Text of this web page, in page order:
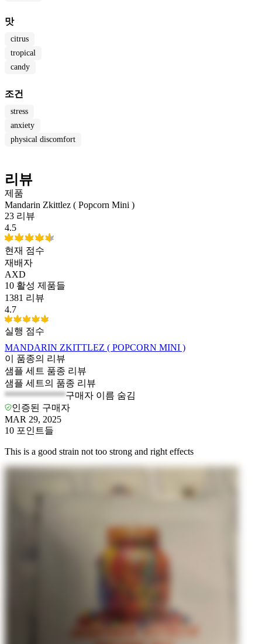
맛
citrus
tropical
candy
조건
stress
anxiety
physical discomfort
리뷰
제품
Mandarin Zkittlez ( Popcorn Mini )
23 리뷰
4.5
현재 점수
재배자
AXD
10 활성 제품들
1381 리뷰
4.7
실행 점수
MANDARIN ZKITTLEZ ( POPCORN MINI )
이 품종의 리뷰
샘플 세트 품종 리뷰
샘플 세트의 품종 리뷰
*************구매자 이름 숨김
인증된 구매자
MAR 29, 2025
10 포인트들
This is a good strain not too strong and right effects